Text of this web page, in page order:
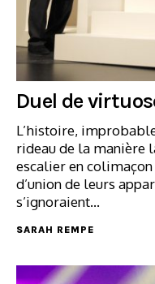
Duel de
L’histoire,
rideau de la manière
escalier en
d’union de leurs
s’ignoraient…
SARAH REMPE